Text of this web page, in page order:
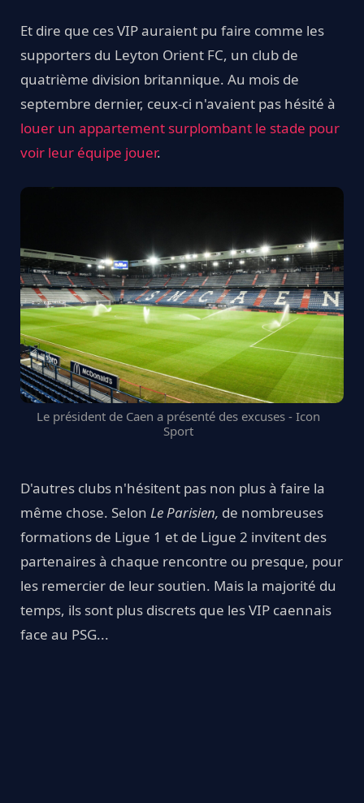
Et dire que ces VIP auraient pu faire comme les
supporters du Leyton Orient FC, un club de
quatrième division britannique. Au mois de
septembre dernier, ceux-ci n'avaient pas hésité à
louer un appartement surplombant le stade pour
voir leur équipe jouer.
Le président de Caen a présenté des excuses - Icon
Sport
D'autres clubs n'hésitent pas non plus à faire la
même chose. Selon Le Parisien, de nombreuses
formations de Ligue 1 et de Ligue 2 invitent des
partenaires à chaque rencontre ou presque, pour
les remercier de leur soutien. Mais la majorité du
temps, ils sont plus discrets que les VIP caennais
face au PSG...